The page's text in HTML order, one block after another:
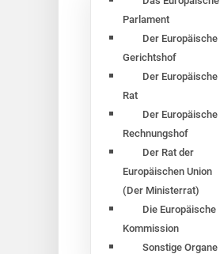
Parlament
Der Europäische
Gerichtshof
Der Europäische
Rat
Der Europäische
Rechnungshof
Der Rat der
Europäischen Union
(Der Ministerrat)
Die Europäische
Kommission
Sonstige Organe